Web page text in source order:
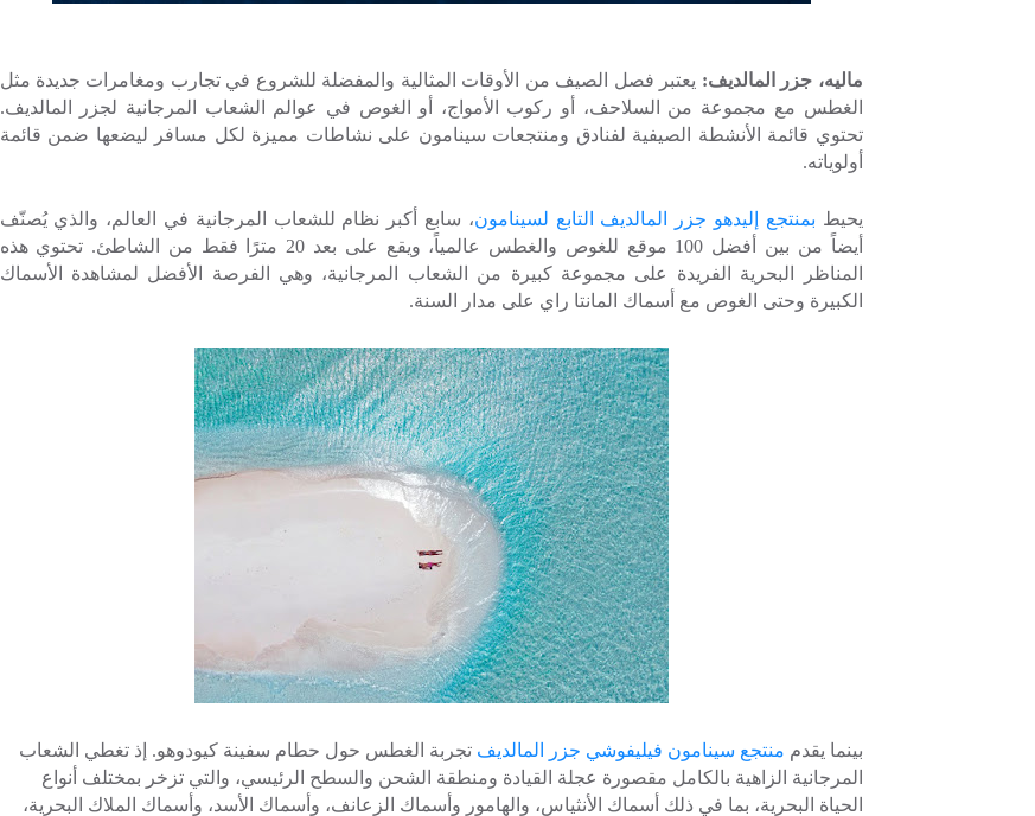
ماليه، جزر المالديف: يعتبر فصل الصيف من الأوقات المثالية والمفضلة للشروع في تجارب ومغامرات جديدة مثل
الغطس مع مجموعة من السلاحف، أو ركوب الأمواج، أو الغوص في عوالم الشعاب المرجانية لجزر المالديف.
تحتوي قائمة الأنشطة الصيفية لفنادق ومنتجعات سينامون على نشاطات مميزة لكل مسافر ليضعها ضمن قائمة
أولوياته.
يحيط بمنتجع إليدهو جزر المالديف التابع لسينامون، سابع أكبر نظام للشعاب المرجانية في العالم، والذي يُصنّف
أيضاً من بين أفضل 100 موقع للغوص والغطس عالمياً، ويقع على بعد 20 مترًا فقط من الشاطئ. تحتوي هذه
المناظر البحرية الفريدة على مجموعة كبيرة من الشعاب المرجانية، وهي الفرصة الأفضل لمشاهدة الأسماك
الكبيرة وحتى الغوص مع أسماك المانتا راي على مدار السنة.
بينما يقدم منتجع سينامون فيليفوشي جزر المالديف تجربة الغطس حول حطام سفينة كيودوهو. إذ تغطي الشعاب
المرجانية الزاهية بالكامل مقصورة عجلة القيادة ومنطقة الشحن والسطح الرئيسي، والتي تزخر بمختلف أنواع
الحياة البحرية، بما في ذلك أسماك الأنثياس، والهامور وأسماك الزعانف، وأسماك الأسد، وأسماك الملاك البحرية،